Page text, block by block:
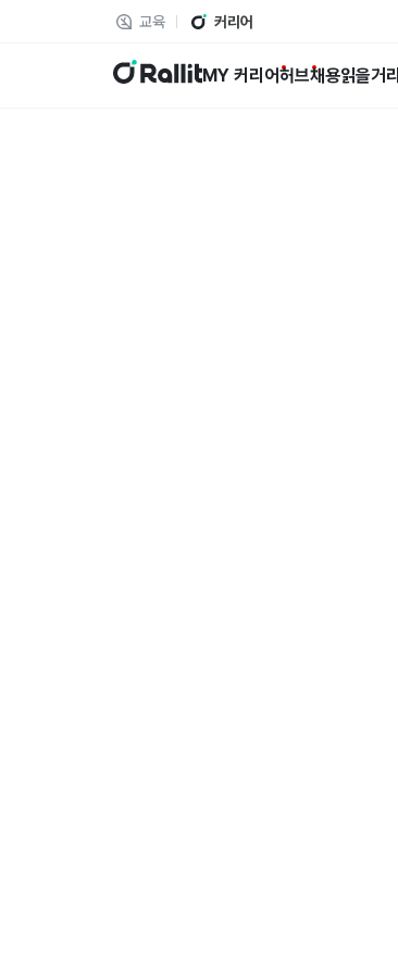
교육 커리어
랠릿 MY 커리어허브채용읽을거리